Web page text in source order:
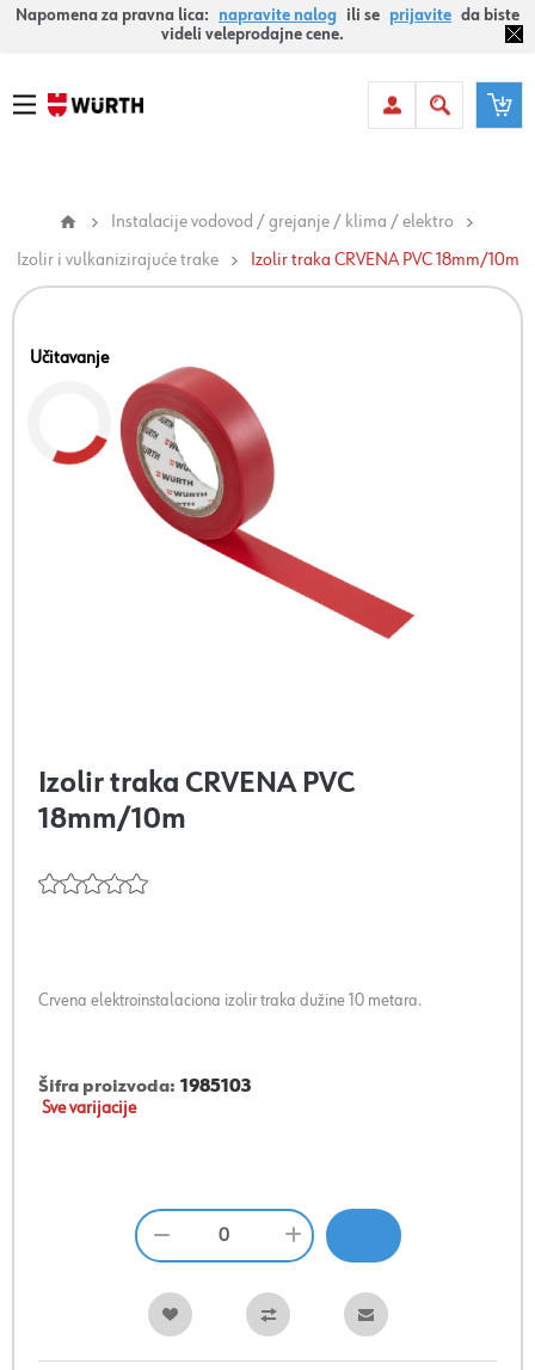
Napomena za pravna lica: napravite nalog ili se prijavite da biste
videli veleprodajne cene.
Instalacije vodovod / grejanje / klima / elektro
Izolir i vulkanizirajuće trake
Izolir traka CRVENA PVC 18mm/10m
Učitavanje
Izolir traka CRVENA PVC
18mm/10m
Crvena elektroinstalaciona izolir traka dužine 10 metara.
Šifra proizvoda: 1985103
Sve varijacije